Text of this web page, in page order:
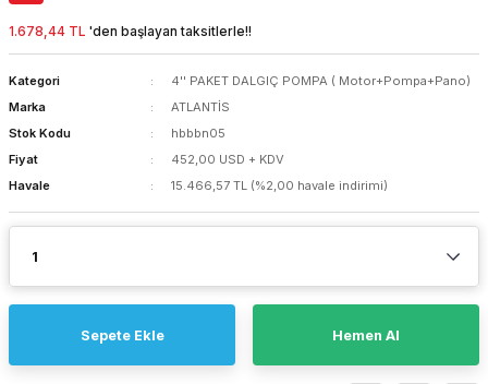
1.678,44 TL 'den başlayan taksitlerle!!
Kategori
4'' PAKET DALGIÇ POMPA ( Motor+Pompa+Pano)
Marka
ATLANTİS
Stok Kodu
hbbbn05
Fiyat
452,00 USD + KDV
Havale
15.466,57 TL (%2,00 havale indirimi)
Sepete Ekle Hemen Al